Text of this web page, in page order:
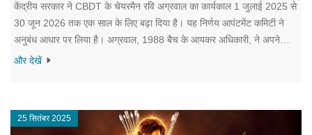
केंद्रीय सरकार ने CBDT के चेयरमैन रवि अग्रवाल का कार्यकाल 1 जुलाई 2025 से
30 जून 2026 तक एक साल के लिए बढ़ा दिया है। यह निर्णय आपंटमेंट कमिटी ने
अनुबंध आधार पर लिया है। अग्रवाल, 1988 बैच के आयकर अधिकारी, ने अपने
पहले साल में कई कर सुधारों को आगे बढ़ाया। विस्तार से पता चलता है कि सरकार को
और देखें
25 सितंबर 2025